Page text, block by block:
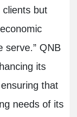
clients but
serve.” QNB
its
that
needs of its